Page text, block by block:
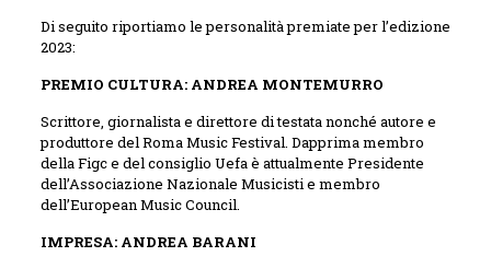
Di seguito riportiamo le personalità premiate per l’edizione
2023:
PREMIO CULTURA: ANDREA MONTEMURRO
Scrittore, giornalista e direttore di testata nonché autore e
produttore del Roma Music Festival. Dapprima membro
della Figc e del consiglio Uefa è attualmente Presidente
dell’Associazione Nazionale Musicisti e membro
dell’European Music Council.
IMPRESA: ANDREA BARANI